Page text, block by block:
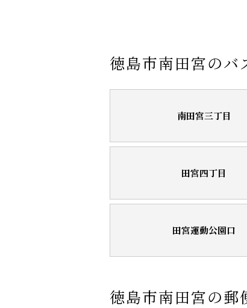
徳島市南田宮のバ
南田宮三丁目
田宮四丁目
田宮運動公園口
徳島市南田宮の郵